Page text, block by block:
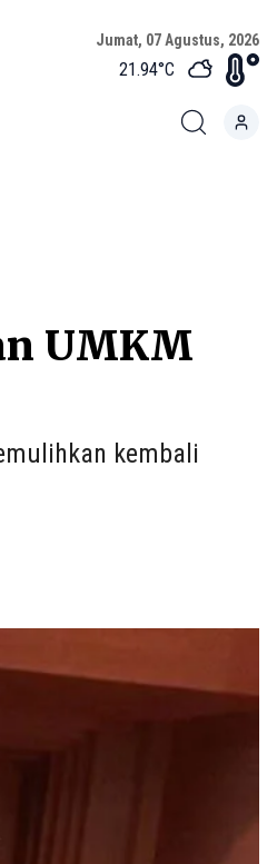
Jumat, 07 Agustus, 2026
21.94°C
UMKM
kembali